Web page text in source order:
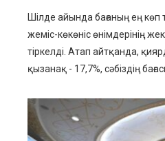
Шілде айында бағаның ең
жеміс-көкөніс өнімдерінің
тіркелді. Атап айтқанда,
қызанақ - 17,7%, сәбіздің